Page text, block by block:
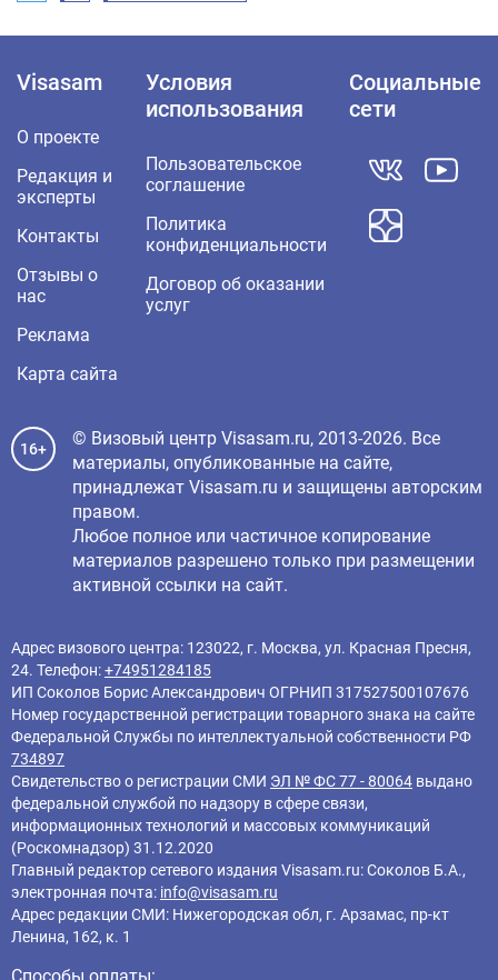
Visasam
О проекте
Редакция и
эксперты
Контакты
Отзывы о
нас
Реклама
Карта сайта
Условия
использования
Пользовательское
соглашение
Политика
конфиденциальности
Договор об оказании
услуг
Социальные
сети
16+
© Визовый центр Visasam.ru, 2013-2026. Все
материалы, опубликованные на сайте,
принадлежат Visasam.ru и защищены авторским
правом.
Любое полное или частичное копирование
материалов разрешено только при размещении
активной ссылки на сайт.
Адрес визового центра: 123022, г. Москва, ул. Красная Пресня,
24. Телефон:+74951284185
ИП Соколов Борис Александрович ОГРНИП 317527500107676
Номер государственной регистрации товарного знака на сайте
Федеральной Службы по интеллектуальной собственности РФ
734897
Свидетельство о регистрации СМИ ЭЛ № ФС 77 - 80064 выдано
федеральной службой по надзору в сфере связи,
информационных технологий и массовых коммуникаций
(Роскомнадзор) 31.12.2020
Главный редактор cетевого издания Visasam.ru: Соколов Б.А.,
электронная почта: info@visasam.ru
Адрес редакции СМИ: Нижегородская обл, г. Арзамас, пр-кт
Ленина, 162, к. 1